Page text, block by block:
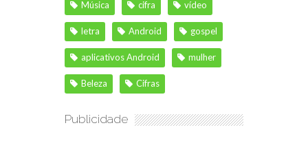
Música cifra vídeo
letra Android gospel
aplicativos Android mulher
Beleza Cifras
Publicidade